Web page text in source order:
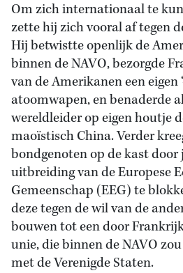
Om zich internationaal te
zette hij zich vooral af tegen
Hij betwistte openlijk de
binnen de NAVO, bezorgde
van de Amerikanen een eigen
atoomwapen, en benaderde
wereldleider op eigen houtje
maoïstisch China. Verder
bondgenoten op de kast door
uitbreiding van de Europese
Gemeenschap (EEG) te
deze tegen de wil van de
bouwen tot een door
unie, die binnen de NAVO
met de Verenigde Staten.